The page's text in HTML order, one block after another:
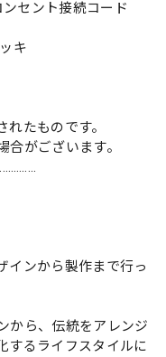
セント接続コード
キ
れたものです。
がございます。
インから製作まで行っ
から、伝統をアレンジ
するライフスタイルに